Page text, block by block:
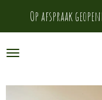
direct
naar
Op afspraak